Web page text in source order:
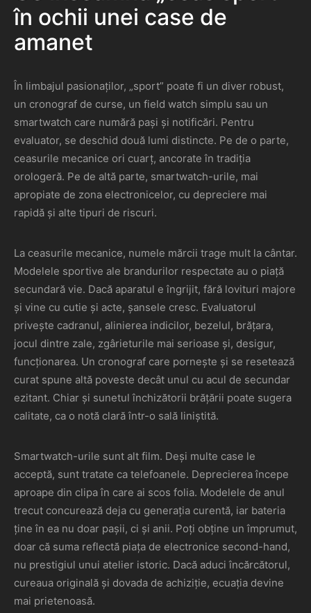
în ochii unei case de
amanet
În limbajul pasionaților, „sport” poate fi un diver robust,
un cronograf de curse, un field watch simplu sau un
smartwatch care numără pași și notificări. Pentru
evaluator, se deschid două lumi distincte. Pe de o parte,
ceasurile mecanice ori cuarț, ancorate în tradiția
orologeră. Pe de altă parte, smartwatch-urile, mai
apropiate de zona electronicelor, cu depreciere mai
rapidă și alte tipuri de riscuri.
La ceasurile mecanice, numele mărcii trage mult la cântar.
Modelele sportive ale brandurilor respectate au o piață
secundară vie. Dacă aparatul e îngrijit, fără lovituri majore
și vine cu cutie și acte, șansele cresc. Evaluatorul
privește cadranul, alinierea indicilor, bezelul, brățara,
jocul dintre zale, zgârieturile mai serioase și, desigur,
funcționarea. Un cronograf care pornește și se resetează
curat spune altă poveste decât unul cu acul de secundar
ezitant. Chiar și sunetul închizătorii brățării poate sugera
calitate, ca o notă clară într-o sală liniștită.
Smartwatch-urile sunt alt film. Deși multe case le
acceptă, sunt tratate ca telefoanele. Deprecierea începe
aproape din clipa în care ai scos folia. Modelele de anul
trecut concurează deja cu generația curentă, iar bateria
ține în ea nu doar pașii, ci și anii. Poți obține un împrumut,
doar că suma reflectă piața de electronice second-hand,
nu prestigiul unui atelier istoric. Dacă aduci încărcătorul,
cureaua originală și dovada de achiziție, ecuația devine
mai prietenoasă.